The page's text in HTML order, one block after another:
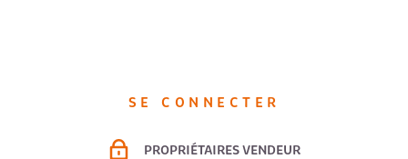
SE CONNECTER
PROPRIÉTAIRES VENDEUR